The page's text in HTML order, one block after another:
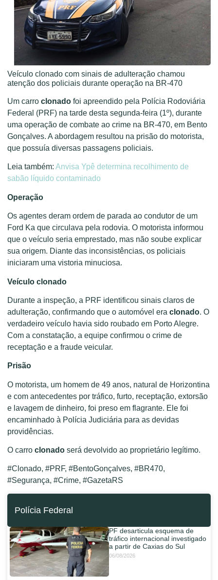
Veículo clonado com sinais de adulteração chamou
atenção dos policiais durante operação na BR-470
Um carro clonado foi apreendido pela Polícia Rodoviária
Federal (PRF) na tarde desta segunda-feira (1º), durante
uma operação de combate ao crime na BR-470, em Bento
Gonçalves. A abordagem resultou na prisão do motorista,
que possuía diversas passagens policiais.
Leia também: Anvisa Ypê determina recolhimento de
sabão líquido contaminado
Operação
Os agentes deram ordem de parada ao condutor de um
Ford Ka que circulava pela rodovia. O motorista informou
que o veículo seria emprestado, mas não soube explicar
sua origem. Diante das inconsistências, os policiais
iniciaram uma vistoria minuciosa.
Veículo clonado
Durante a inspeção, a PRF identificou sinais claros de
adulteração, confirmando que o automóvel era clonado. O
verdadeiro veículo havia sido roubado em Porto Alegre.
Com a constatação, a equipe confirmou o crime de
receptação e a fraude veicular.
Prisão
O motorista, um homem de 49 anos, natural de Horizontina
e com antecedentes por tráfico, furto, receptação, extorsão
e lavagem de dinheiro, foi preso em flagrante. Ele foi
encaminhado à Polícia Judiciária para as devidas
providências.
O carro clonado será devolvido ao proprietário legítimo.
#Clonado, #PRF, #BentoGonçalves, #BR470,
#Segurança, #Crime, #GazetaRS
Polícia Federal
PF desarticula esquema de
tráfico internacional investigado
a partir de Caxias do Sul
06/08/2026